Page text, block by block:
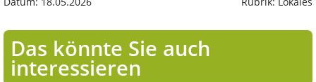
Das könnte Sie auch
interessieren